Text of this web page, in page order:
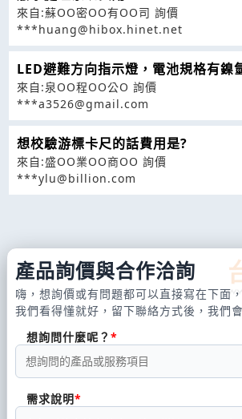
來自:蘇OO密OO有OO司 詢價
***huang@hibox.hinet.net
LED避難方向指示燈，電池規格有鎳
來自:泉OO程OO公O 詢價
***a3526@gmail.com
想校驗游標卡尺的話費用是?
來自:盛OO業OO商OO 詢價
***ylu@billion.com
產品詢價與合作洽詢
嗨，想詢價或有問題都可以直接寫在下面
我們看得懂就好，留下聯絡方式後，我們
想詢問什麼呢？
需求說明